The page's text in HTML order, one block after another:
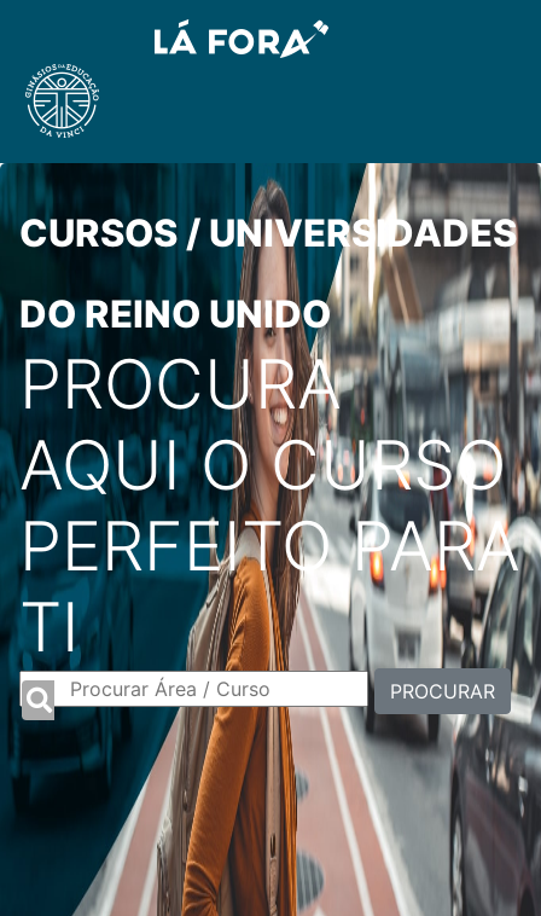
CURSOS / UNIVERSIDADES
DO REINO UNIDO
PROCURA
AQUI O CURSO
PERFEITO PARA
TI
PROCURAR